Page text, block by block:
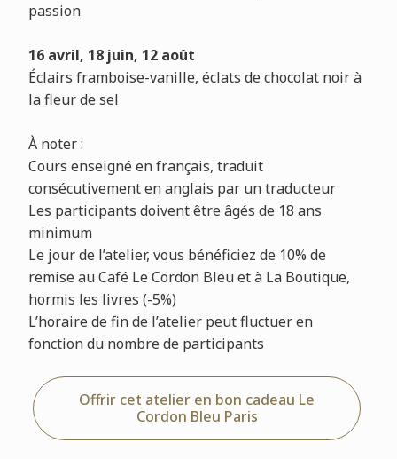
passion
16 avril, 18 juin, 12 août
Éclairs framboise-vanille, éclats de chocolat noir à
la fleur de sel
Ànoter :
Cours enseigné en français, traduit
consécutivement en anglais par un traducteur
Les participants doivent être âgés de 18 ans
minimum
Le jour de l’atelier, vous bénéficiez de 10% de
remise au Café Le Cordon Bleu et à La Boutique,
hormis les livres (-5%)
L’horaire de fin de l’atelier peut fluctuer en
fonction du nombre de participants
Offrir cet atelier en bon cadeau Le
Cordon Bleu Paris